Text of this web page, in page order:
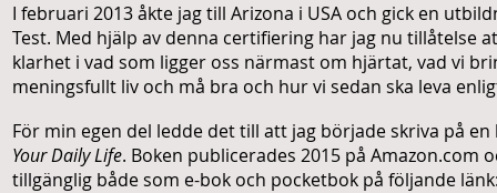
I februari 2013 åkte jag till Arizona i USA och gick en
Test. Med hjälp av denna certifiering har jag nu
klarhet i vad som ligger oss närmast om hjärtat, vad vi
meningsfullt liv och må bra och hur vi sedan ska leva
För min egen del ledde det till att jag började skriva på
Your Daily Life. Boken publicerades 2015 på
tillgänglig både som e-bok och pocketbok på följande